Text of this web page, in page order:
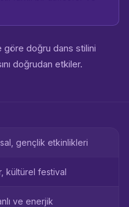
göre doğru dans stilini
doğrudan etkiler.
gençlik etkinlikleri
kültürel festival
ve enerjik